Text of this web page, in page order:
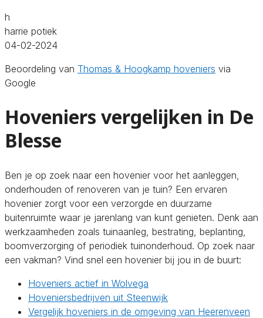
h
harrie potiek
04-02-2024
Beoordeling van Thomas & Hoogkamp hoveniers via
Google
Hoveniers vergelijken in De
Blesse
Ben je op zoek naar een hovenier voor het aanleggen,
onderhouden of renoveren van je tuin? Een ervaren
hovenier zorgt voor een verzorgde en duurzame
buitenruimte waar je jarenlang van kunt genieten. Denk aan
werkzaamheden zoals tuinaanleg, bestrating, beplanting,
boomverzorging of periodiek tuinonderhoud. Op zoek naar
een vakman? Vind snel een hovenier bij jou in de buurt:
Hoveniers actief in Wolvega
Hoveniersbedrijven uit Steenwijk
Vergelijk hoveniers in de omgeving van Heerenveen